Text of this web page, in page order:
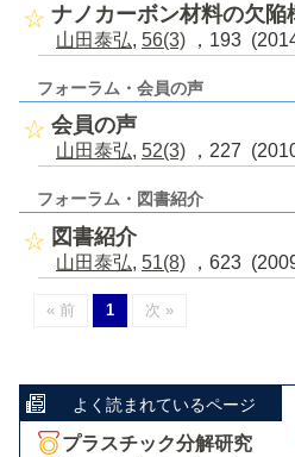
ナノカーボン材料の欠
山田泰弘, 56(3) ，193
フォーラム・会員の声
会員の声
山田泰弘, 52(3) ，227
フォーラム・図書紹介
図書紹介
山田泰弘, 51(8) ，623
« 前 1 次 »
よく読まれているページ
プラスチック分解研究